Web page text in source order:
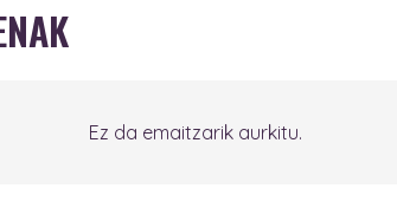
Ez da emaitzarik aurkitu.